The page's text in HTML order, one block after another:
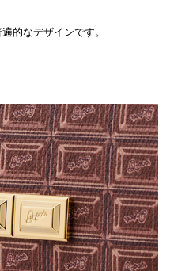
的なデザインです。